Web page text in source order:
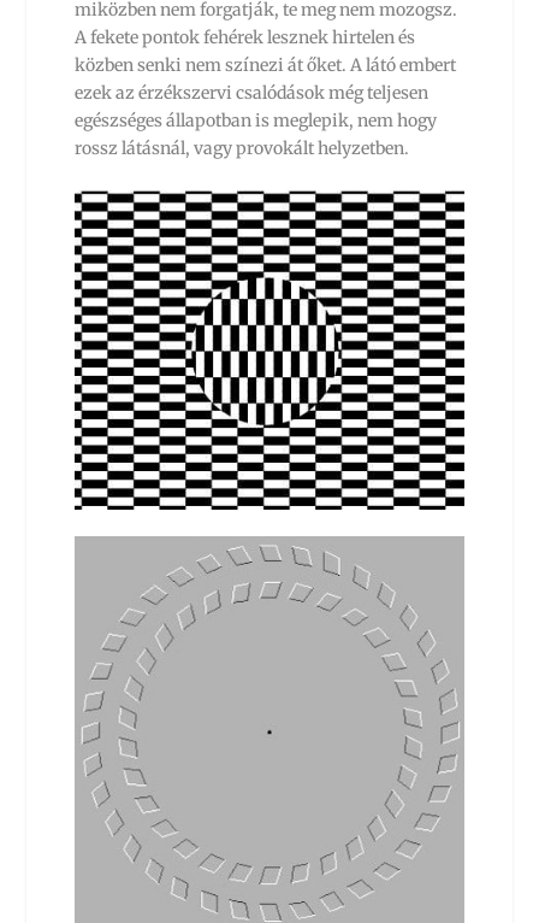
miközben nem forgatják, te meg nem mozogsz.
A fekete pontok fehérek lesznek hirtelen és
közben senki nem színezi át őket. A látó embert
ezek az érzékszervi csalódások még teljesen
egészséges állapotban is meglepik, nem hogy
rossz látásnál, vagy provokált helyzetben.